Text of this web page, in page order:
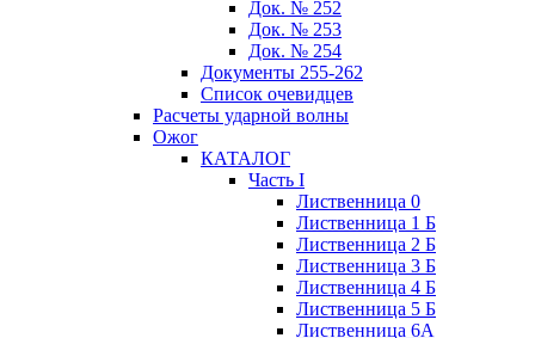
Док. № 252
Док. № 253
Док. № 254
Документы 255-262
Список очевидцев
Расчеты ударной волны
Ожог
КАТАЛОГ
Часть I
Лиственница 0
Лиственница 1 Б
Лиственница 2 Б
Лиственница 3 Б
Лиственница 4 Б
Лиственница 5 Б
Лиственница 6А